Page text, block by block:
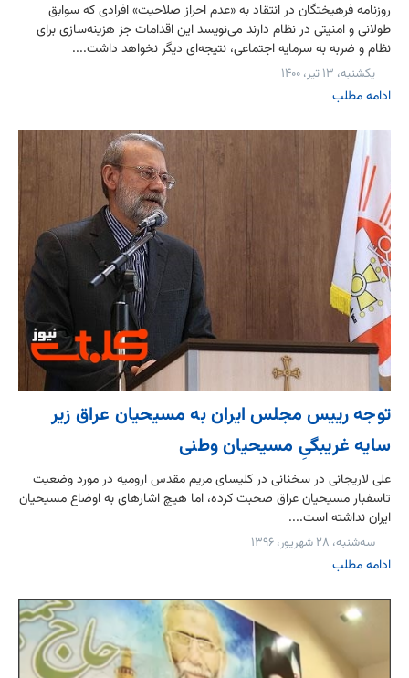
روزنامه فرهیختگان در انتقاد به «عدم احراز صلاحیت» افرادی که سوابق
طولانی و امنیتی در نظام دارند می‌نویسد این اقدامات جز هزینه‌سازی برای
نظام و ضربه به سرمایه اجتماعی، نتیجه‌‌ای دیگر نخواهد داشت....
یکشنبه، ۱۳ تیر، ۱۴۰۰
ادامه مطلب
توجه رییس مجلس ایران به مسیحیان عراق زیر
سایه غریبگیِ مسیحیان وطنی
علی لاریجانی در سخنانی در کلیسای مریم مقدس ارومیه در مورد وضعیت
تاسف‎بار مسیحیان عراق صحبت کرده، اما هیچ اشاره‎ای به اوضاع مسیحیان
ایران نداشته است....
سه‌شنبه، ۲۸ شهریور، ۱۳۹۶
ادامه مطلب